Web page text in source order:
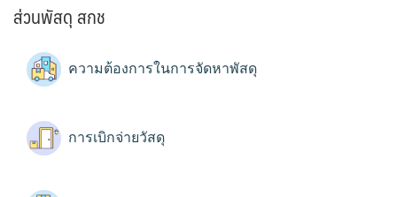
ส่วนพัสดุ สกช
ความต้องการในการจัดหาพัสดุ
การเบิกจ่ายวัสดุ